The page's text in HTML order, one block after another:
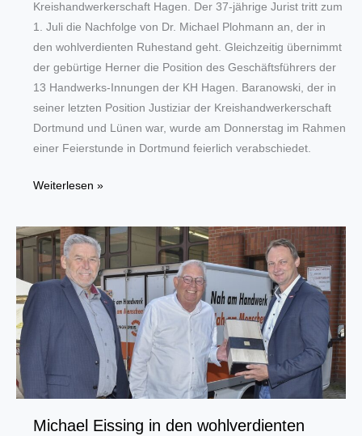
Kreishandwerkerschaft Hagen. Der 37-jährige Jurist tritt zum
1. Juli die Nachfolge von Dr. Michael Plohmann an, der in
den wohlverdienten Ruhestand geht. Gleichzeitig übernimmt
der gebürtige Herner die Position des Geschäftsführers der
13 Handwerks-Innungen der KH Hagen. Baranowski, der in
seiner letzten Position Justiziar der Kreishandwerkerschaft
Dortmund und Lünen war, wurde am Donnerstag im Rahmen
einer Feierstunde in Dortmund feierlich verabschiedet.
Kreishandwerkerschaft
bekommt
neuen
Geschäftsführer
Weiterlesen »
Michael Eissing in den wohlverdienten